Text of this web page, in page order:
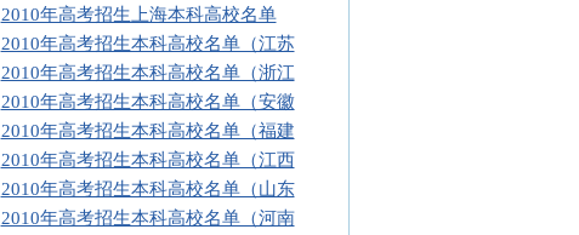
2010年高考招生上海本科高校名单
2010年高考招生本科高校名单（江苏
2010年高考招生本科高校名单（浙江
2010年高考招生本科高校名单（安徽
2010年高考招生本科高校名单（福建
2010年高考招生本科高校名单（江西
2010年高考招生本科高校名单（山东
2010年高考招生本科高校名单（河南